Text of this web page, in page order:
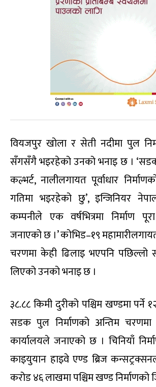
वियजपुर खोला र सेती नदीमा पुल
सँगसँगै भइरहेको उनको भनाइ छ ।
कल्भर्ट, नालीलगायत पूर्वाधार
गतिमा भइरहेको छु’, इन्जिनियर
कम्पनीले एक वर्षभित्रमा निर्माण
जनाएको छ ।’ कोभिड–१९
चरणमा केही ढिलाइ भएपनि
लिएको उनको भनाइ छ ।
३८.८८ किमी दुरीको पश्चिम खण्डमा पर्ने
सडक पुल निर्माणको अन्तिम
कार्यालयले जनाएको छ । चिनियाँ
काइयुयान हाइवे एण्ड ब्रिज
करोड ४६ लाखमा पश्चिम खण्ड निर्माणको